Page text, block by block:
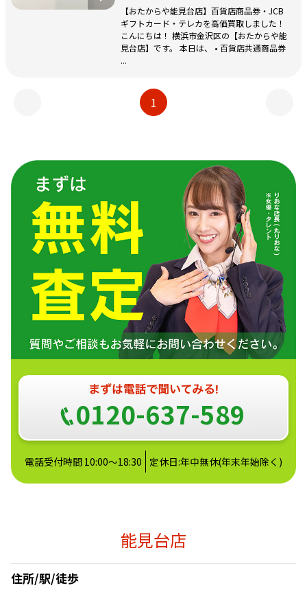
【おたからや能見台店】百貨店商品券・JCB
ギフトカード・テレカを高価買取しました！
こんにちは！ 横浜市金沢区の【おたからや能
見台店】です。 本日は、 • 百貨店共通商品券
...
1
0120-637-589
電話受付時間 10:00～18:30 定休日:年中無休(年末年始除く)
能見台店
住所/駅/徒歩